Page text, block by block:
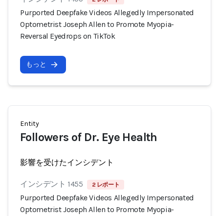
Purported Deepfake Videos Allegedly Impersonated
Optometrist Joseph Allen to Promote Myopia-
Reversal Eyedrops on TikTok
もっと
Entity
Followers of Dr. Eye Health
影響を受けたインシデント
インシデント 1455 2 レポート
Purported Deepfake Videos Allegedly Impersonated
Optometrist Joseph Allen to Promote Myopia-